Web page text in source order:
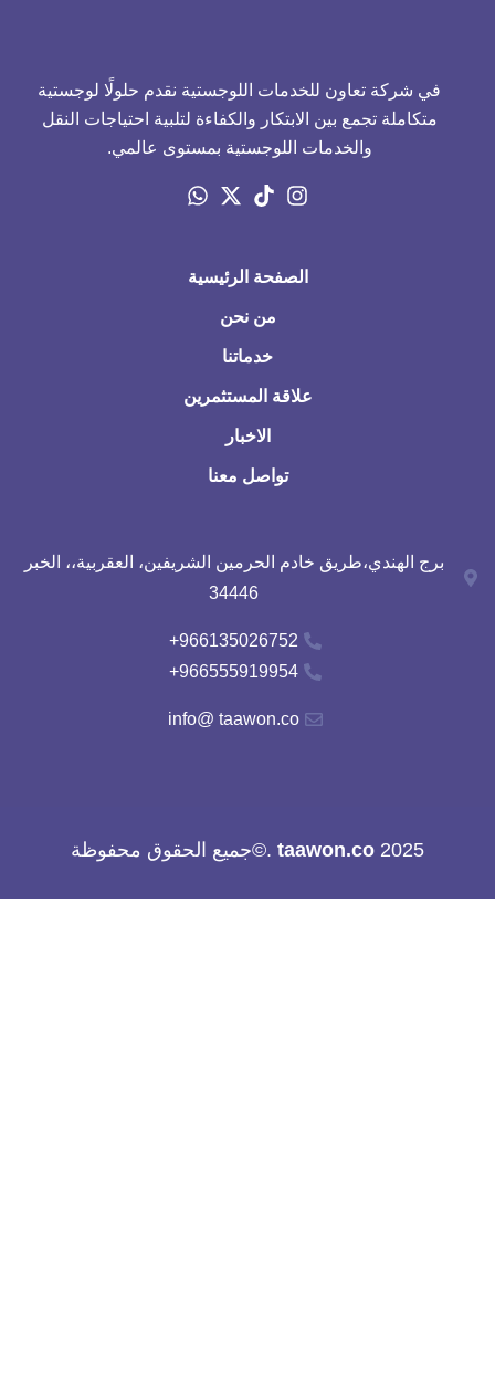
في شركة تعاون للخدمات اللوجستية نقدم حلولًا لوجستية
متكاملة تجمع بين الابتكار والكفاءة لتلبية احتياجات النقل
والخدمات اللوجستية بمستوى عالمي.
الصفحة الرئيسية
من نحن
خدماتنا
علاقة المستثمرين
الاخبار
تواصل معنا
برج الهندي،طريق خادم الحرمين الشريفين، العقربية،، الخبر
34446
966135026752+
966555919954+
info@ taawon.co
2025
taawon.co.©جميع الحقوق محفوظة